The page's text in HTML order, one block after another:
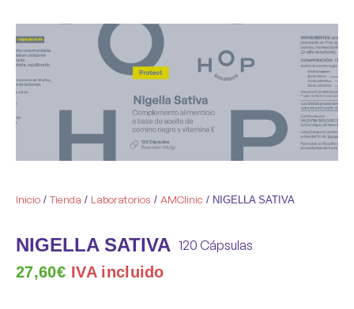
Inicio / Tienda / Laboratorios / AMClinic / NIGELLA SATIVA
NIGELLA SATIVA 120 Cápsulas
27,60€ IVA incluido